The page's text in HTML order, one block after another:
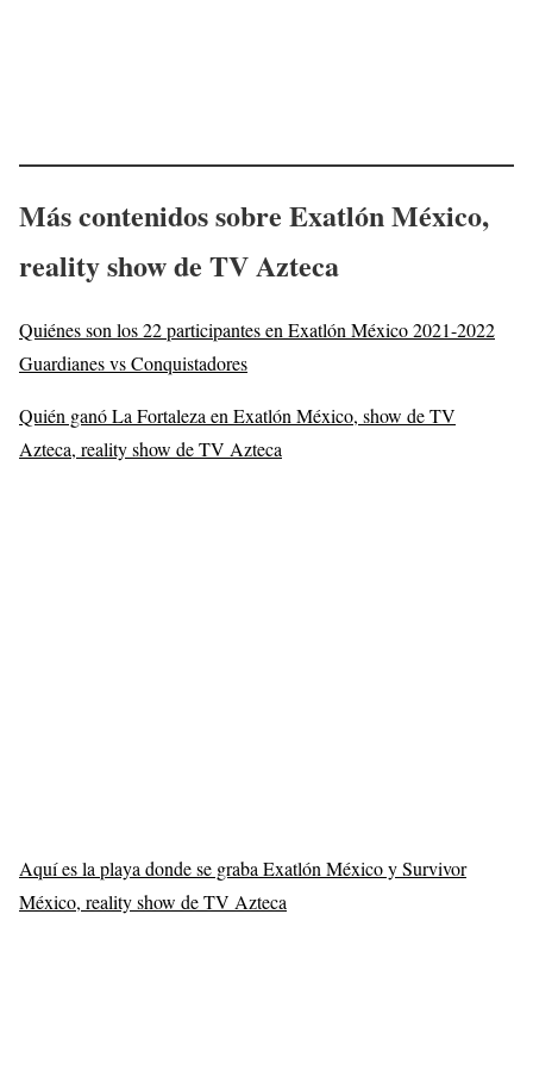
Más contenidos sobre Exatlón México,
reality show de TV Azteca
Quiénes son los 22 participantes en Exatlón México 2021-2022
Guardianes vs Conquistadores
Quién ganó La Fortaleza en Exatlón México, show de TV
Azteca, reality show de TV Azteca
Aquí es la playa donde se graba Exatlón México y Survivor
México, reality show de TV Azteca